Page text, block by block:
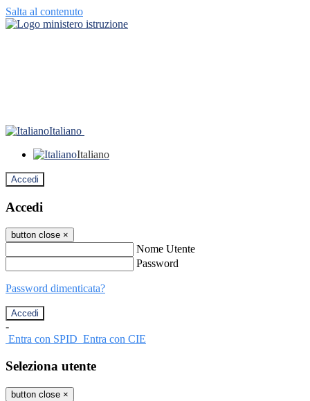
Salta al contenuto
Italiano
Italiano
Accedi
Accedi
button close ×
Nome Utente
Password
Password dimenticata?
-
Entra con SPID Entra con CIE
Seleziona utente
button close ×